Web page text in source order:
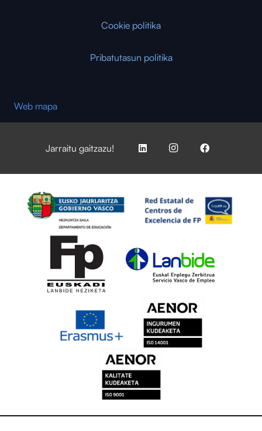
Cookie politika
Pribatutasun politika
Web mapa
Jarraitu gaitzazu!